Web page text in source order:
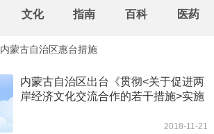
文化 指南 百科 医药
内蒙古自治区惠台措施
内蒙古自治区出台《贯彻<关于促进两
岸经济文化交流合作的若干措施>实施
2018-11-21